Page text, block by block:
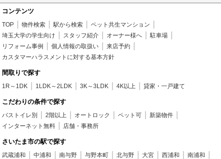
コンテンツ
TOP 物件検索 駅から検索
ペット共生マンション
埼玉大学の学生向け
スタッフ紹介 オーナー様へ
駐車場
リフォーム事例
個人情報の取扱い
来店予約
カスタマーハラスメントに対する基本方針
間取りで探す
1R～1DK 1LDK～2LDK 3K～3LDK 4K以上 貸家・一戸建て
こだわりの条件で探す
バストイレ別 2階以上 オートロック ペット可
新築物件
インターネット無料
店舗・事務所
さいたま市の駅で探す
武蔵浦和 中浦和 南与野 与野本町 北与野 大宮 西浦和
南浦和